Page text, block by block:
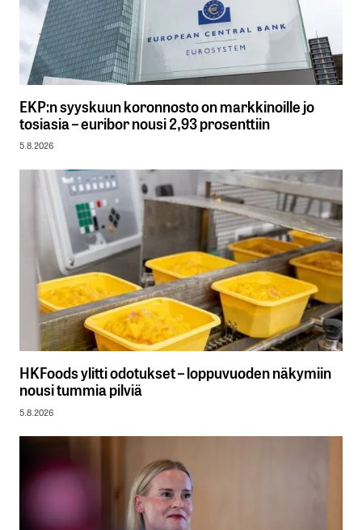
EKP:n syyskuun koronnosto on markkinoille jo
tosiasia – euribor nousi 2,93 prosenttiin
5.8.2026
HKFoods ylitti odotukset – loppuvuoden näkymiin
nousi tummia pilviä
5.8.2026